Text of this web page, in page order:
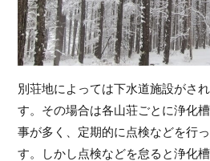
別荘地によっては下水道施設がさ
す。その場合は各山荘ごとに浄化
事が多く、定期的に点検などを行
す。しかし点検などを怠ると浄化